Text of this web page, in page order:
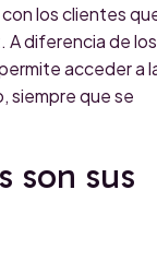
los clientes
A diferencia de los
acceder a
siempre que se
son sus